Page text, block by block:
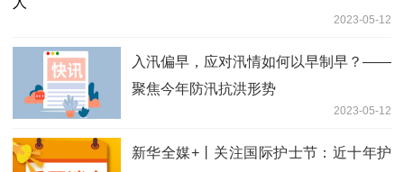
2023-05-12
入汛偏早，应对汛情如何以早制早？——
聚焦今年防汛抗洪形势
2023-05-12
新华全媒+丨关注国际护士节：近十年护